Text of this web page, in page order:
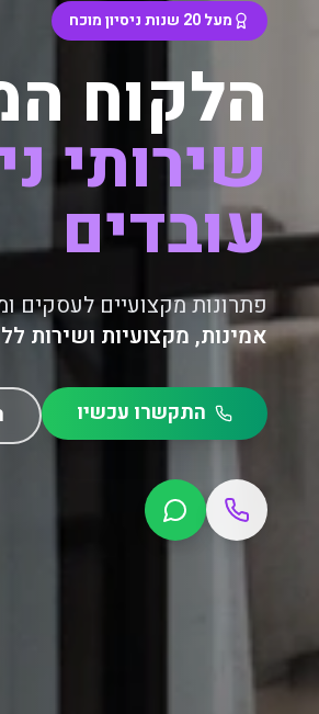
מעל 20 שנות ניסיון מוכח
הלקוח
שירותי
עובדים
פתרונות מקצועיים לעסקים
אמינות, מקצועיות ושירות
התקשרו עכשיו